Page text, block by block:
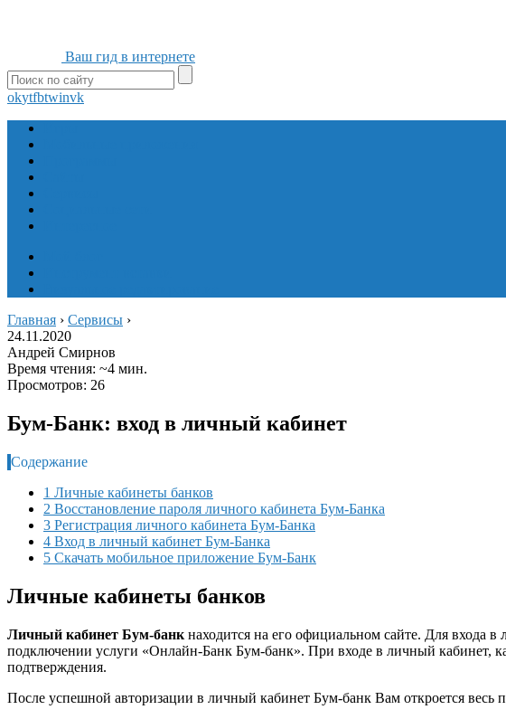
Ваш гид в интернете
okytfbtwinvk
Главная › Сервисы ›
24.11.2020
Андрей Смирнов
Время чтения: ~4 мин.
Просмотров: 26
Бум-Банк: вход в личный кабинет
Содержание
1 Личные кабинеты банков
2 Восстановление пароля личного кабинета Бум-Банка
3 Регистрация личного кабинета Бум-Банка
4 Вход в личный кабинет Бум-Банка
5 Скачать мобильное приложение Бум-Банк
Личные кабинеты банков
Личный кабинет Бум-банк находится на его официальном сайте. Для входа в
подключении услуги «Онлайн-Банк Бум-банк». При входе в личный кабинет,
подтверждения.
После успешной авторизации в личный кабинет Бум-банк Вам откроется весь